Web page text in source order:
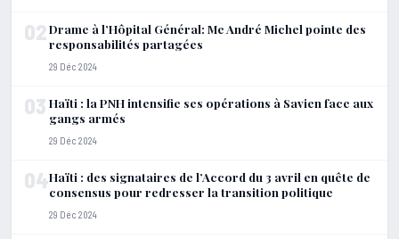
02Drame à l’Hôpital Général: Me André Michel pointe des
responsabilités partagées
29 Déc 2024
03 Haïti : la PNH intensifie ses opérations à Savien face aux
gangs armés
29 Déc 2024
04Haïti : des signataires de l’Accord du 3 avril en quête de
consensus pour redresser la transition politique
29 Déc 2024